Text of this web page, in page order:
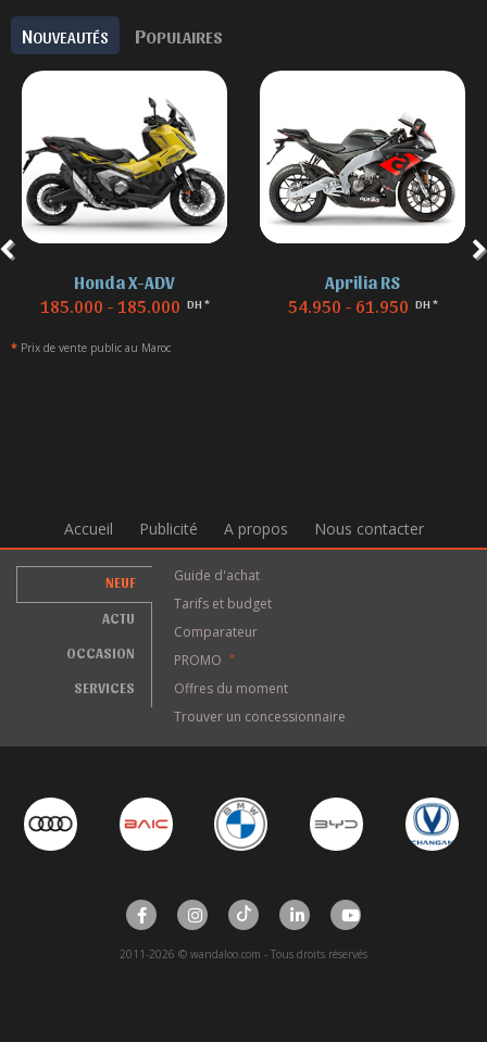
NOUVEAUTÉS POPULAIRES
Honda X-ADV
185.000 - 185.000 DH *
Aprilia RS
54.950 - 61.950 DH *
* Prix de vente public au Maroc
Accueil Publicité A propos Nous contacter
NEUF
ACTU
OCCASION
SERVICES
Guide d'achat
Tarifs et budget
Comparateur
PROMO
*
Offres du moment
Trouver un concessionnaire
2011-2026 © wandaloo.com - Tous droits réservés